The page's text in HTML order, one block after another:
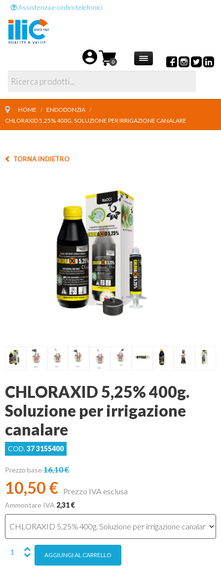
Assistenza e ordini telefonici
0
HOME / ENDODONZIA /
CHLORAXID 5,25% 400G. SOLUZIONE PER IRRIGAZIONE CANALARE
TORNA INDIETRO
CHLORAXID 5,25% 400g.
Soluzione per irrigazione
canalare
COD.37 3155400
Prezzo base 16,10 €
Prezzo IVA esclusa
10,50 €
Ammontare IVA 2,31 €